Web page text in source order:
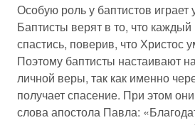
Особую роль у баптистов играет
Баптисты верят в то, что
спастись, поверив, что Христос
Поэтому баптисты настаивают
личной веры, так как именно
получает спасение. При этом
слова апостола Павла: